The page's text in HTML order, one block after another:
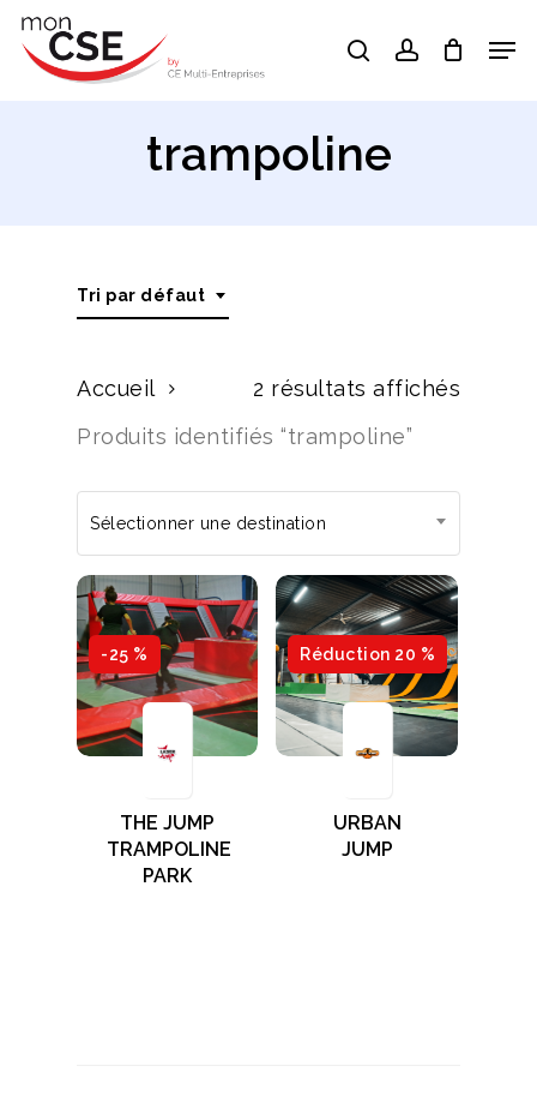
Skip
searchaccount
trampoline
Tri par défaut
2 résultats affichés
Accueil
Produits identifiés “trampoline”
Sélectionner une destination
-25 %
THE JUMP
TRAMPOLINE
PARK
Réduction 20 %
URBAN
JUMP